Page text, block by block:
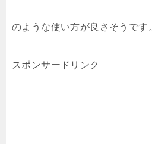
のような使い方が良さそうです。
スポンサードリンク